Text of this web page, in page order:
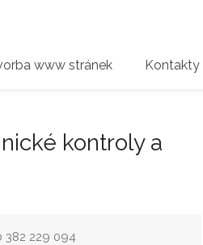
www stránek Kontakty
kontroly a
382 229 094